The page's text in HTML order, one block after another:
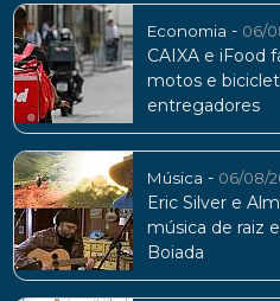
Economia - 06/
CAIXA e iFood
motos e
entregadores
Música - 06/08/
Eric Silver e
música de raiz
Boiada